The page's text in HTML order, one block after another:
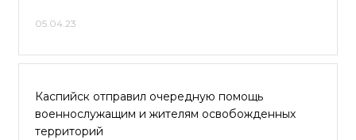
05.04.23
Каспийск отправил очередную помощь
военнослужащим и жителям освобожденных
территорий